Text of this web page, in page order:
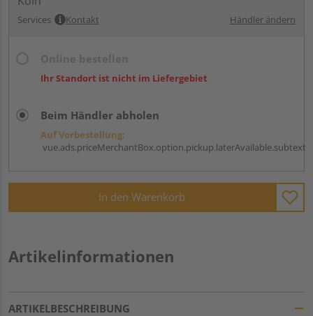
Services Kontakt Händler ändern
Ihr Standort ist nicht im Liefergebiet
Beim Händler abholen
Auf Vorbestellung:
vue.ads.priceMerchantBox.option.pickup.laterAvailable.subtext
In den Warenkorb
Artikelinformationen
ARTIKELBESCHREIBUNG